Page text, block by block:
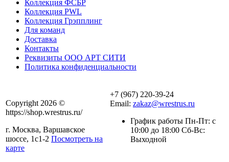
Коллекция ФСБР
Коллекция PWL
Коллекция Грэпплинг
Для команд
Доставка
Контакты
Реквизиты ООО АРТ СИТИ
Политика конфиденциальности
Copyright 2026 ©
https://shop.wrestrus.ru/
г. Москва, Варшавское
шоссе, 1с1-2 Посмотреть на
карте
+7 (967) 220-39-24
Email: zakaz@wrestrus.ru
График работы Пн-Пт: с
10:00 до 18:00 Сб-Вс:
Выходной